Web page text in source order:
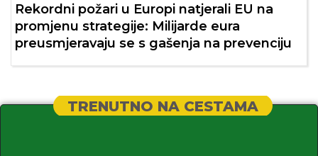
Rekordni požari u Europi natjerali EU na
promjenu strategije: Milijarde eura
preusmjeravaju se s gašenja na prevenciju
TRENUTNO NA CESTAMA